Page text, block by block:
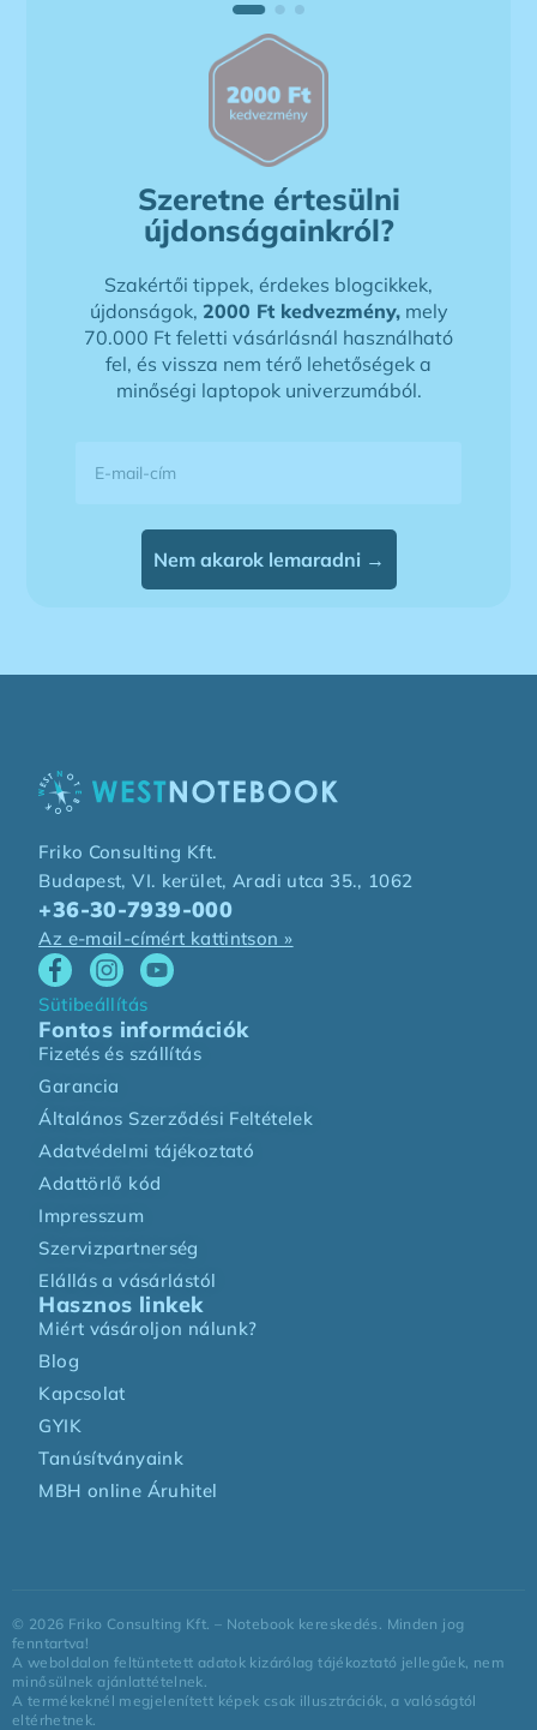
Szeretne értesülni
újdonságainkról?
Szakértői tippek, érdekes blogcikkek,
újdonságok, 2000 Ft kedvezmény,mely
70.000 Ft feletti vásárlásnál használható
fel, és vissza nem térő lehetőségek a
minőségi laptopok univerzumából.
Nem akarok lemaradni →
Friko Consulting Kft.
Budapest, VI. kerület, Aradi utca 35., 1062
+36-30-7939-000
Az e-mail-címért kattintson »
Sütibeállítás
Fontos információk
Fizetés és szállítás
Garancia
Általános Szerződési Feltételek
Adatvédelmi tájékoztató
Adattörlő kód
Impresszum
Szervizpartnerség
Elállás a vásárlástól
Hasznos linkek
Miért vásároljon nálunk?
Blog
Kapcsolat
GYIK
Tanúsítványaink
MBH online Áruhitel
© 2026 Friko Consulting Kft. – Notebook kereskedés. Minden jog
fenntartva!
A weboldalon feltüntetett adatok kizárólag tájékoztató jellegűek, nem
minősülnek ajánlattételnek.
A termékeknél megjelenített képek csak illusztrációk, a valóságtól
eltérhetnek.